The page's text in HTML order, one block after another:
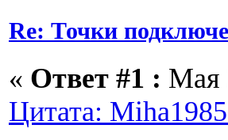
Re: Точки
« Ответ #1 : Мая
Цитата: